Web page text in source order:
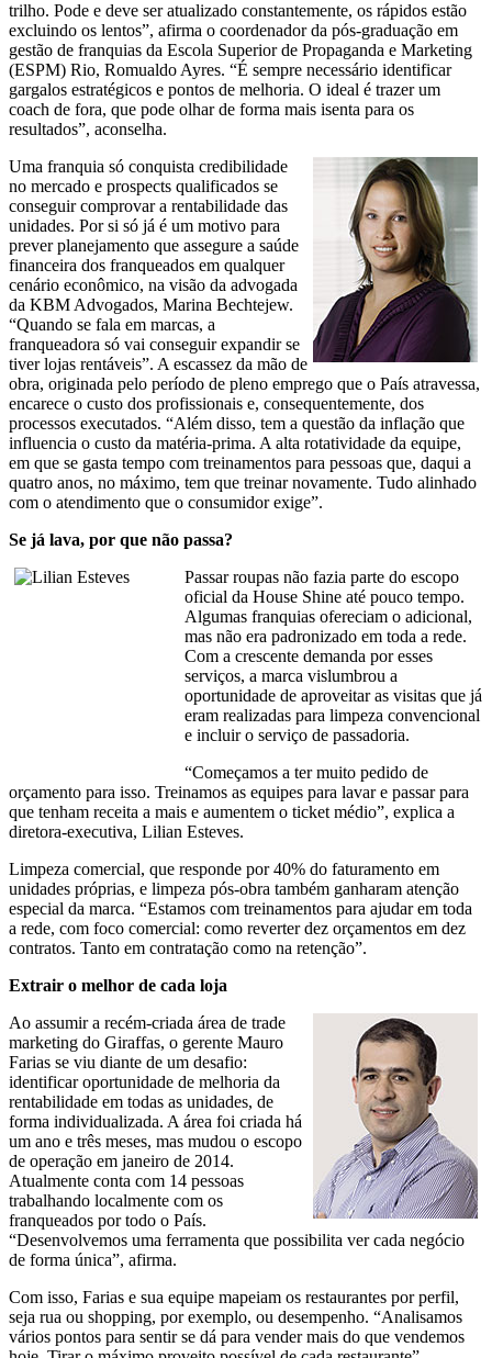
trilho. Pode e deve ser atualizado constantemente, os rápidos estão
excluindo os lentos”, afirma o coordenador da pós-graduação em
gestão de franquias da Escola Superior de Propaganda e Marketing
(ESPM) Rio, Romualdo Ayres. “É sempre necessário identificar
gargalos estratégicos e pontos de melhoria. O ideal é trazer um
coach de fora, que pode olhar de forma mais isenta para os
resultados”, aconselha.
Uma franquia só conquista credibilidade
no mercado e prospects qualificados se
conseguir comprovar a rentabilidade das
unidades. Por si só já é um motivo para
prever planejamento que assegure a saúde
financeira dos franqueados em qualquer
cenário econômico, na visão da advogada
da KBM Advogados, Marina Bechtejew.
“Quando se fala em marcas, a
franqueadora só vai conseguir expandir se
tiver lojas rentáveis”. A escassez da mão de
obra, originada pelo período de pleno emprego que o País atravessa,
encarece o custo dos profissionais e, consequentemente, dos
processos executados. “Além disso, tem a questão da inflação que
influencia o custo da maté­ria-prima. A alta rotatividade da equipe,
em que se gasta tempo com treinamentos para pessoas que, daqui a
quatro anos, no máximo, tem que treinar novamente. Tudo alinhado
com o atendimento que o consumidor exige”.
Se já lava, por que não passa?
Passar roupas não fazia parte do escopo
oficial da House Shine até pouco tempo.
Algumas franquias ofereciam o adicional,
mas não era padronizado em toda a rede.
Com a crescente demanda por esses
serviços, a marca vislumbrou a
oportunidade de aproveitar as visitas que já
eram realizadas para limpeza convencional
e incluir o serviço de passadoria.
“Começamos a ter muito pedido de
orçamento para isso. Treinamos as equipes para lavar e passar para
que tenham receita a mais e aumentem o ticket médio”, explica a
diretora-executiva, Lilian Esteves.
Limpeza comercial, que responde por 40% do faturamento em
unidades próprias, e limpeza pós-obra também ganharam atenção
especial da marca. “Estamos com treinamentos para ajudar em toda
a rede, com foco comercial: como reverter dez orçamentos em dez
contratos. Tanto em contratação como na retenção”.
Extrair o melhor de cada loja
Ao assumir a recém-criada área de trade
marketing do Giraffas, o gerente Mauro
Farias se viu diante de um desafio:
identificar oportunidade de melhoria da
rentabilidade em todas as unidades, de
forma individualizada. A área foi criada há
um ano e três meses, mas mudou o escopo
de operação em janeiro de 2014.
Atualmente conta com 14 pessoas
trabalhando localmente com os
franqueados por todo o País.
“Desenvolvemos uma ferramenta que possibilita ver cada negócio
de forma única”, afirma.
Com isso, Farias e sua equipe mapeiam os restaurantes por perfil,
seja rua ou shopping, por exemplo, ou desempenho. “Analisamos
vários pontos para sentir se dá para vender mais do que vendemos